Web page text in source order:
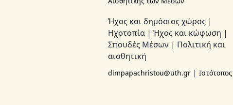
Ήχος και δημόσιος χώρος |
Ηχοτοπία | Ήχος και κώφωση |
Σπουδές Μέσων | Πολιτική και
αισθητική
dimpapachristou@uth.gr | Ιστότοπος